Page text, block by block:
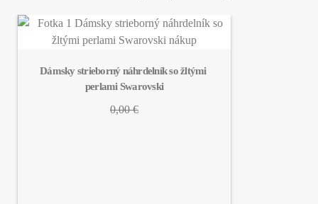
Dámsky strieborný náhrdelník so žltými
perlami Swarovski
0,00 €